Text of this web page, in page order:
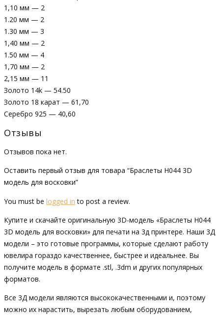
1,10 мм — 2
1.20 мм — 2
1.30 мм — 3
1,40 мм — 2
1.50 мм — 4
1,70 мм — 2
2,15 мм — 11
Золото 14k — 54.50
Золото 18 карат — 61,70
Серебро 925 — 40,60
Отзывы
Отзывов пока нет.
Оставить первый отзыв для товара “Браслеты Н044 3D
модель для восковки”
You must be logged in to post a review.
Купите и скачайте оригинальную 3D-модель «Браслеты Н044
3D модель для восковки» для печати на 3д принтере. Наши 3Д
модели – это готовые программы, которые сделают работу
ювелира гораздо качественнее, быстрее и идеальнее. Вы
получите модель в формате .stl, .3dm и других популярных
форматов.
Все 3Д модели являются высококачественными и, поэтому
можно их нарастить, вырезать любым оборудованием,